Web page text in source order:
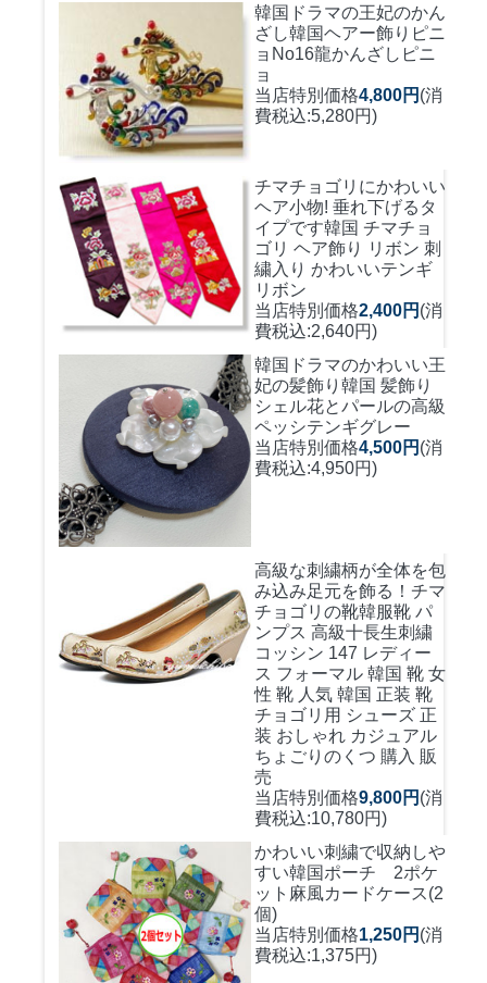
韓国ドラマの王妃のかん
ざし韓国ヘアー飾りピニ
ョNo16龍かんざしピニ
ョ
当店特別価格4,800円 (消
費税込:5,280円)
チマチョゴリにかわいい
ヘア小物! 垂れ下げるタ
イプです韓国 チマチョ
ゴリ ヘア飾り リボン 刺
繍入り かわいいテンギ
リボン
当店特別価格2,400円 (消
費税込:2,640円)
韓国ドラマのかわいい王
妃の髪飾り 韓国 髪飾り
シェル花とパールの高級
ペッシテンギグレー
当店特別価格4,500円 (消
費税込:4,950円)
高級な刺繍柄が全体を包
み込み足元を飾る！ チマ
チョゴリの靴韓服靴 パ
ンプス 高級十長生刺繍
コッシン 147 レディー
ス フォーマル 韓国 靴 女
性 靴 人気 韓国 正装 靴
チョゴリ用 シューズ 正
装 おしゃれ カジュアル
ちょごりのくつ 購入 販
売
当店特別価格9,800円 (消
費税込:10,780円)
かわいい刺繍で収納しや
すい韓国ポーチ 2ポケ
ット麻風カードケース(2
個)
当店特別価格1,250円 (消
費税込:1,375円)